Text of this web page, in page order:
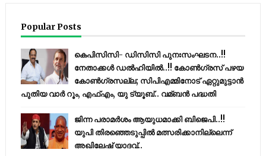
Popular Posts
കെപിസിസി- ഡിസിസി പുനഃസംഘടന..!!
നേതാക്കൾ ഡൽഹിയിൽ..!! കോണ്‍ഗ്രസ് പഴയ
കോണ്‍ഗ്രസല്ല; സിപിഎമ്മിനോട് ഏറ്റുമുട്ടാന്‍
പുതിയ വാര്‍ റൂം, എഫ്‌എം, യു ട്യൂബ്.. വമ്ബന്‍ പദ്ധതി
ജിന്ന പരാമര്‍ശം ആയുധമാക്കി ബിജെപി..!!
യുപി തിരഞ്ഞെടുപ്പില്‍ മത്സരിക്കാനില്ലെന്ന്
അഖിലേഷ് യാദവ്..